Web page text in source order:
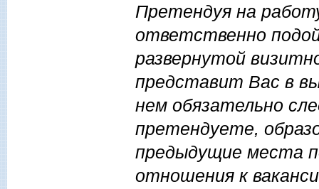
Претендуя на
ответственно
развернутой
представит Вас в
нем обязательно
претендуете,
предыдущие места
отношения к